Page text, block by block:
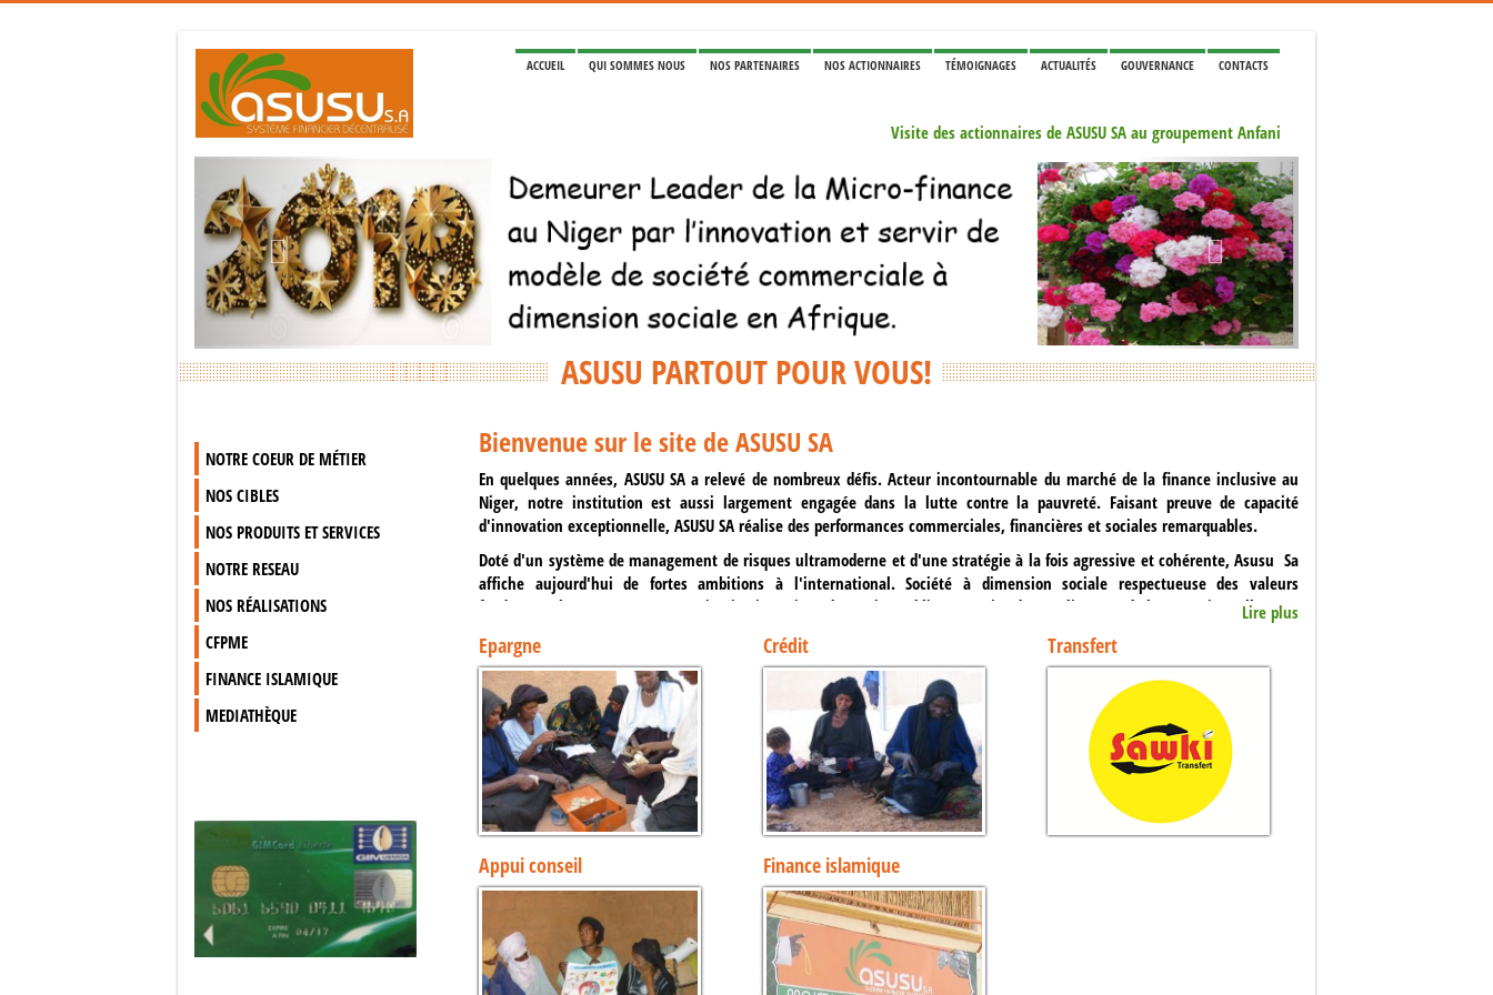
ACCUEIL QUI SOMMES NOUS NOS PARTENAIRES NOS ACTIONNAIRES TÉMOIGNAGES ACTUALITÉS GOUVERNANCE CONTACTS
Visite des actionnaires de ASUSU SA au groupement Anfani
Rencontre avec le Représentant résident de l'Union Economique Monétaire Ouest Africaine (UEMOA)
Cérémonie de remise des attestations de fin de formation aux jeunes MATASSA
Cérémonie de certification des produits de la finance islamique
Visite du chargé du partenariat du Fonds Européen de Solidarité
Rencontre avec le Président du Groupe Coris Bank à Ouagadougou - janvier 2018
Projet MATASSA
Participation de ASUSU SA à la table ronde de la Renaissance à Paris du 13 au 14 décembre 2017
Signature de convention de financement et de subvention entre ASUSU SA et l 'Agence Francaise de Developpement (AFD)
Visite des actionnaires de ASUSU SA au groupement Anfani
La direction générale de Asusu SA et tout le personnel vous souhaite bonne année 2016
Previous Next
ASUSU PARTOUT POUR VOUS!
NOTRE COEUR DE MÉTIER
NOS CIBLES
NOS PRODUITS ET SERVICES
NOTRE RESEAU
NOS RÉALISATIONS
CFPME
FINANCE ISLAMIQUE
MEDIATHÈQUE
Bienvenue sur le site de ASUSU SA
En quelques années, ASUSU SA a relevé de nombreux défis. Acteur incontournable du marché de la finance inclusive au
Niger, notre institution est aussi largement engagée dans la lutte contre la pauvreté. Faisant preuve de capacité
d'innovation exceptionnelle, ASUSU SA réalise des performances commerciales, financières et sociales remarquables.
Doté d'un système de management de risques ultramoderne et d'une stratégie à la fois agressive et cohérente, Asusu Sa
affiche aujourd'hui de fortes ambitions à l'international. Société à dimension sociale respectueuse des valeurs
fondamentales, ASUSU SA est une institution privée de service public au service de ses clients et de l'économie réelle.
Quatre (4) ans après le début de la crise financière internationale, ASUSU SA a démontré son dynamisme en accélérant sa
participation au financement de l'économie Nigérienne. ASUSU SA se hisse ainsi parmi les Instituts Financière les plus en
vue du Niger .
Lire plus
Epargne Crédit Transfert
Appui conseil Finance islamique